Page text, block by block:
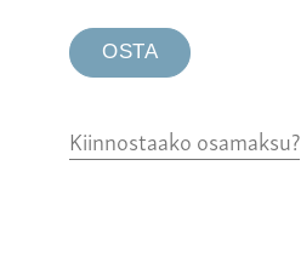
OSTA
Kiinnostaako osamaksu?